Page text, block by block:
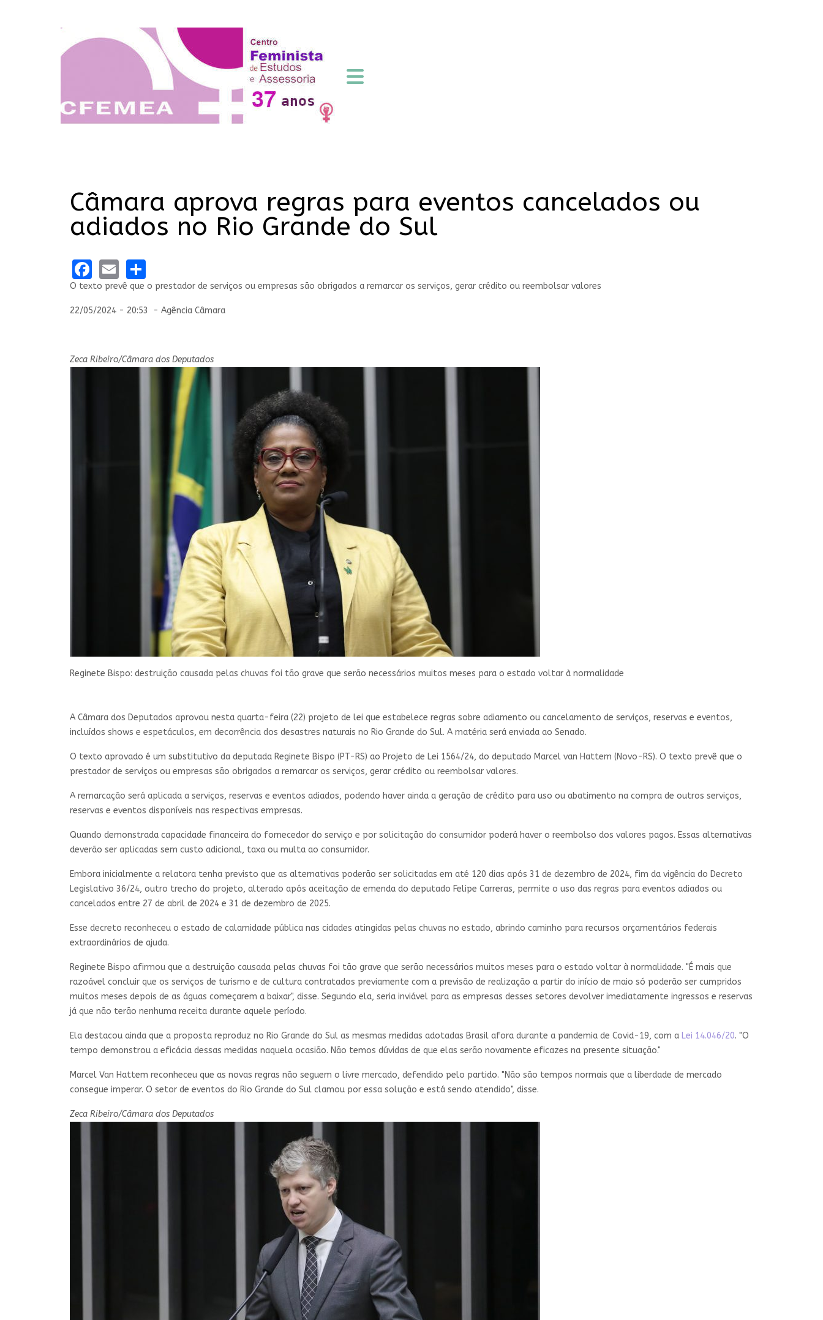
Câmara aprova regras para eventos cancelados ou
adiados no Rio Grande do Sul
Facebook
Email
O texto prevê que o prestador de serviços ou empresas são obrigados a remarcar os serviços, gerar crédito ou reembolsar valores
22/05/2024 - 20:53 - Agência Câmara
Zeca Ribeiro/Câmara dos Deputados
Reginete Bispo: destruição causada pelas chuvas foi tão grave que serão necessários muitos meses para o estado voltar à normalidade
A Câmara dos Deputados aprovou nesta quarta-feira (22) projeto de lei que estabelece regras sobre adiamento ou cancelamento de serviços, reservas e eventos,
incluídos shows e espetáculos, em decorrência dos desastres naturais no Rio Grande do Sul. A matéria será enviada ao Senado.
O texto aprovado é um substitutivo da deputada Reginete Bispo (PT-RS) ao Projeto de Lei 1564/24, do deputado Marcel van Hattem (Novo-RS). O texto prevê que o
prestador de serviços ou empresas são obrigados a remarcar os serviços, gerar crédito ou reembolsar valores.
A remarcação será aplicada a serviços, reservas e eventos adiados, podendo haver ainda a geração de crédito para uso ou abatimento na compra de outros serviços,
reservas e eventos disponíveis nas respectivas empresas.
Quando demonstrada capacidade financeira do fornecedor do serviço e por solicitação do consumidor poderá haver o reembolso dos valores pagos. Essas alternativas
deverão ser aplicadas sem custo adicional, taxa ou multa ao consumidor.
Embora inicialmente a relatora tenha previsto que as alternativas poderão ser solicitadas em até 120 dias após 31 de dezembro de 2024, fim da vigência do Decreto
Legislativo 36/24, outro trecho do projeto, alterado após aceitação de emenda do deputado Felipe Carreras, permite o uso das regras para eventos adiados ou
cancelados entre 27 de abril de 2024 e 31 de dezembro de 2025.
Esse decreto reconheceu o estado de calamidade pública nas cidades atingidas pelas chuvas no estado, abrindo caminho para recursos orçamentários federais
extraordinários de ajuda.
Reginete Bispo afirmou que a destruição causada pelas chuvas foi tão grave que serão necessários muitos meses para o estado voltar à normalidade. "É mais que
razoável concluir que os serviços de turismo e de cultura contratados previamente com a previsão de realização a partir do início de maio só poderão ser cumpridos
muitos meses depois de as águas começarem a baixar", disse. Segundo ela, seria inviável para as empresas desses setores devolver imediatamente ingressos e reservas
já que não terão nenhuma receita durante aquele período.
Ela destacou ainda que a proposta reproduz no Rio Grande do Sul as mesmas medidas adotadas Brasil afora durante a pandemia de Covid-19, com a Lei 14.046/20. "O
tempo demonstrou a eficácia dessas medidas naquela ocasião. Não temos dúvidas de que elas serão novamente eficazes na presente situação."
Marcel Van Hattem reconheceu que as novas regras não seguem o livre mercado, defendido pelo partido. "Não são tempos normais que a liberdade de mercado
consegue imperar. O setor de eventos do Rio Grande do Sul clamou por essa solução e está sendo atendido", disse.
Zeca Ribeiro/Câmara dos Deputados